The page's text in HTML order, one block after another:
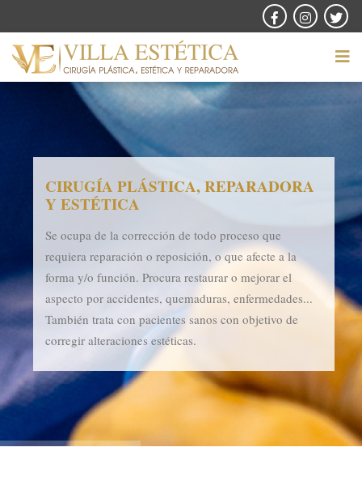
CIRUGÍA PLÁSTICA, REPARADORA
Y ESTÉTICA
Se ocupa de la corrección de todo proceso que
requiera reparación o reposición, o que afecte a la
forma y/o función. Procura restaurar o mejorar el
aspecto por accidentes, quemaduras, enfermedades...
También trata con pacientes sanos con objetivo de
corregir alteraciones estéticas.